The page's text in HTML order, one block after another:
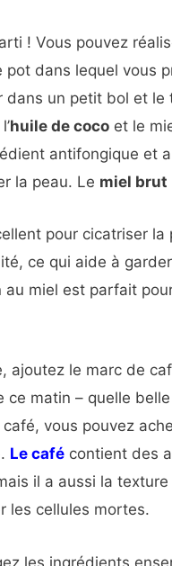
! Vous pouvez
pot dans lequel vous
dans un petit bol et
huile de coco et le
antifongique et
la peau. Le miel brut
pour cicatriser
ce qui aide à
au miel est parfait
ajoutez le marc de
ce matin – quelle
café, vous pouvez
Le café contient des
il a aussi la
les cellules mortes.
les ingrédients